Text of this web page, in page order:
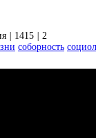
1415
2
соборность